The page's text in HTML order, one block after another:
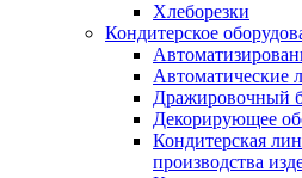
Хлеборезки
Кондитерское
Автоматические
Дражировочный
Декорирующее
Кондитерская
производства